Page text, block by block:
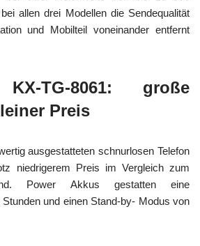
allen drei Modellen die Sendequalität
und Mobilteil voneinander entfernt
TG-8061: große
Preis
ausgestatteten schnurlosen Telefon
niedrigerem Preis im Vergleich zum
Power Akkus gestatten eine
und einen Stand-by- Modus von